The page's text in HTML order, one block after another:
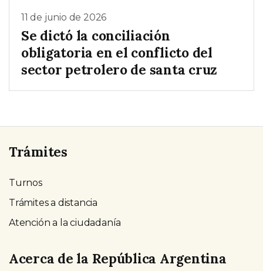
11 de junio de 2026
Se dictó la conciliación
obligatoria en el conflicto del
sector petrolero de santa cruz
Trámites
Turnos
Trámites a distancia
Atención a la ciudadanía
Acerca de la República Argentina